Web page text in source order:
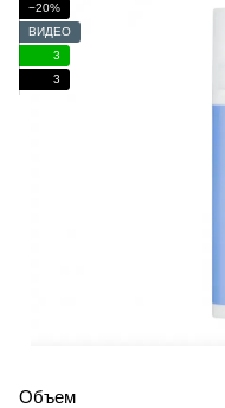
−20%
ВИДЕО
3
3
Объем